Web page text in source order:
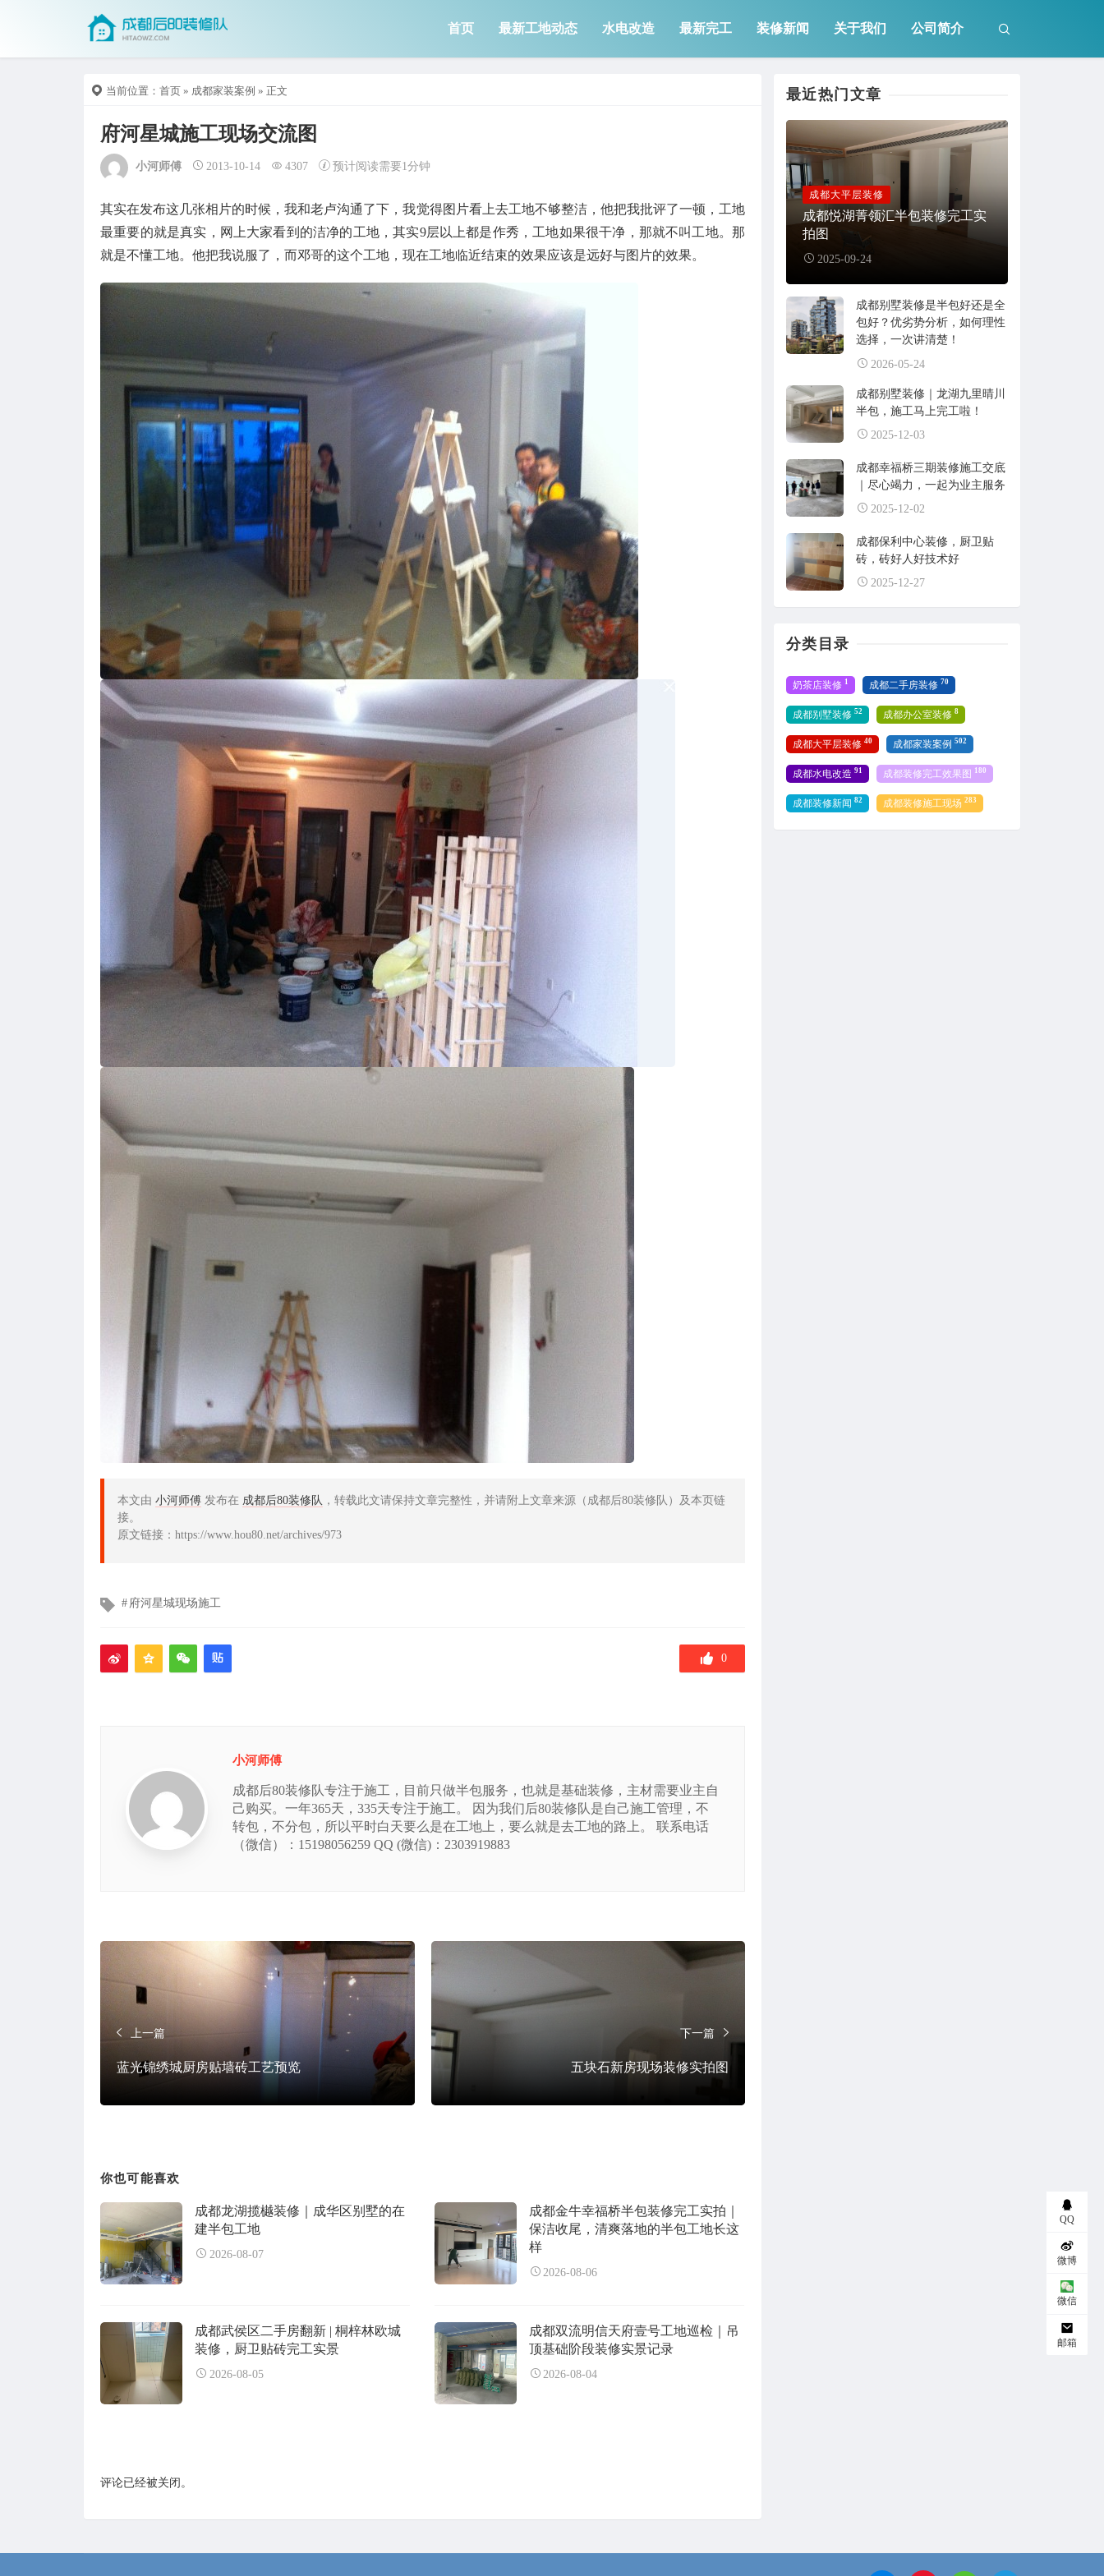
首页 最新工地动态 水电改造 最新完工 装修新闻 关于我们 公司简介
当前位置： 首页 » 成都家装案例 » 正文
府河星城施工现场交流图
小河师傅 2013-10-14 4307 预计阅读需要1分钟
其实在发布这几张相片的时候，我和老卢沟通了下，我觉得图片看上去工地不够整洁，他把我批评了一顿，工地
最重要的就是真实，网上大家看到的洁净的工地，其实9层以上都是作秀，工地如果很干净，那就不叫工地。那
就是不懂工地。他把我说服了，而邓哥的这个工地，现在工地临近结束的效果应该是远好与图片的效果。
本文由 小河师傅 发布在 成都后80装修队 ，转载此文请保持文章完整性，并请附上文章来源（成都后80装修队）及本页链
接。
原文链接：https://www.hou80.net/archives/973
文
签
府河星城现场施工
0
小河师傅
成都后80装修队专注于施工，目前只做半包服务，也就是基础装修，主材需要业主自
己购买。一年365天，335天专注于施工。 因为我们后80装修队是自己施工管理，不
转包，不分包，所以平时白天要么是在工地上，要么就是去工地的路上。 联系电话
（微信）：15198056259 QQ (微信)：2303919883
上一篇
蓝光锦绣城厨房贴墙砖工艺预览
下一篇
五块石新房现场装修实拍图
你也可能喜欢
成都龙湖揽樾装修｜成华区别墅的在
建半包工地
2026-08-07
成都金牛幸福桥半包装修完工实拍｜
保洁收尾，清爽落地的半包工地长这
样
2026-08-06
成都武侯区二手房翻新 | 桐梓林欧城
装修，厨卫贴砖完工实景
2026-08-05
成都双流明信天府壹号工地巡检｜吊
顶基础阶段装修实景记录
2026-08-04
评论已经被关闭。
最近热门文章
成都大平层装修
成都悦湖菁领汇半包装修完工实
拍图
2025-09-24
成都别墅装修是半包好还是全
包好？优劣势分析，如何理性
选择，一次讲清楚！
2026-05-24
成都别墅装修｜龙湖九里晴川
半包，施工马上完工啦！
2025-12-03
成都幸福桥三期装修施工交底
｜尽心竭力，一起为业主服务
2025-12-02
成都保利中心装修，厨卫贴
砖，砖好人好技术好
2025-12-27
分类目录
奶茶店装修 1 成都二手房装修 70
成都别墅装修 52 成都办公室装修 8
成都大平层装修 40 成都家装案例 502
成都水电改造 91 成都装修完工效果图 180
成都装修新闻 82 成都装修施工现场 283
QQ
微博
微信
邮箱